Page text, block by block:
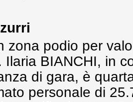
zona podio per
Ilaria BIANCHI, in
di gara, è
personale di